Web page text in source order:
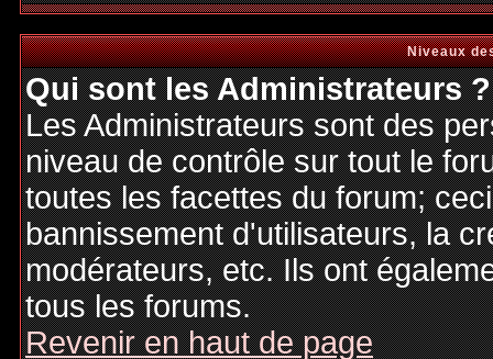
Niveaux
Qui sont les Administrateurs ?
Les Administrateurs sont des
niveau de contrôle sur tout le
toutes les facettes du forum;
bannissement d'utilisateurs, la
modérateurs, etc. Ils ont
tous les forums.
Revenir en haut de page